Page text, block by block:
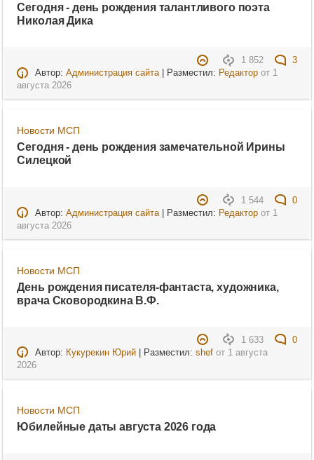
Сегодня - день рождения талантливого поэта
Николая Дика
1 852
3
Автор: Администрация сайта| Разместил: Редакторот 1
августа 2026
Новости МСП
Сегодня - день рождения замечательной Ирины
Силецкой
1 544
0
Автор: Администрация сайта| Разместил: Редакторот 1
августа 2026
Новости МСП
День рождения писателя-фантаста, художника,
врача Сковородкина В.Ф.
1 633
0
Автор: Кукурекин Юрий| Разместил: shefот 1 августа
2026
Новости МСП
Юбилейные даты августа 2026 года